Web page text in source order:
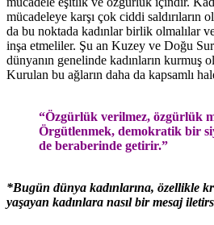
mücadeleye karşı çok ciddi saldırıların
da bu noktada kadınlar birlik olmalılar
inşa etmeliler. Şu an Kuzey ve Doğu
dünyanın genelinde kadınların kurmuş
Kurulan bu ağların daha da kapsamlı
“Özgürlük verilmez, özgürlük
Örgütlenmek, demokratik bir
de beraberinde getirir.”
*Bugün dünya kadınlarına, özellikle
yaşayan kadınlara nasıl bir mesaj